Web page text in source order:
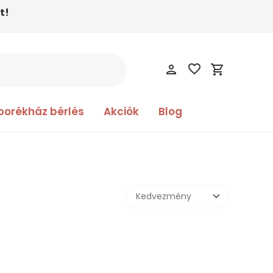
bérlés Akciók Blog
person favorite_border shopping_cart